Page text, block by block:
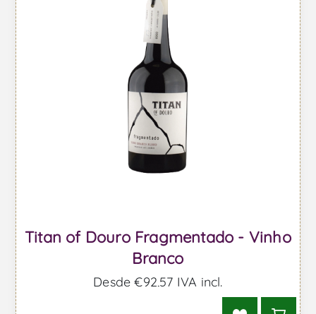
Titan of Douro Fragmentado - Vinho
Branco
Desde €92,57 IVA incl.